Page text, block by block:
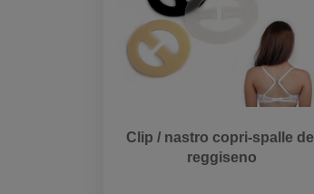
Clip / nastro copri-spalle del
reggiseno